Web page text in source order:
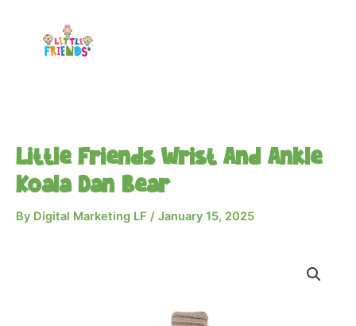
content
Little Friends Wrist And Ankle
Koala Dan Bear
By Digital Marketing LF / January 15, 2025